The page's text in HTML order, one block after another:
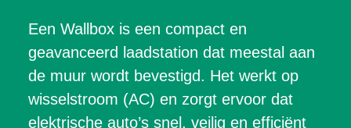
Een Wallbox is een compact en
geavanceerd laadstation dat meestal aan
de muur wordt bevestigd. Het werkt op
wisselstroom (AC) en zorgt ervoor dat
elektrische auto’s snel, veilig en efficiënt